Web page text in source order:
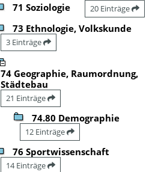
71 Soziologie 20 Einträge
73 Ethnologie, Volkskunde
3 Einträge
74 Geographie, Raumordnung,
Städtebau
21 Einträge
74.80 Demographie
12 Einträge
76 Sportwissenschaft
14 Einträge